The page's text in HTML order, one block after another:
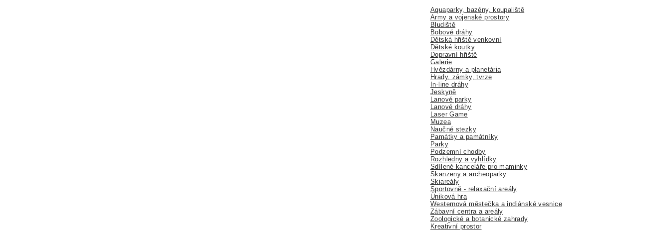
Aquaparky, bazény, koupaliště
Army a vojenské prostory
Bludiště
Bobové dráhy
Dětská hřiště venkovní
Dětské koutky
Dopravní hřiště
Galerie
Hvězdárny a planetária
Hrady, zámky, tvrze
In-line dráhy
Jeskyně
Lanové parky
Lanové dráhy
Laser Game
Muzea
Naučné stezky
Památky a památníky
Parky
Podzemní chodby
Rozhledny a vyhlídky
Sdílené kanceláře pro maminky
Skanzeny a archeoparky
Skiareály
Sportovně - relaxační areály
Úniková hra
Westernová městečka a indiánské vesnice
Zábavní centra a areály
Zoologické a botanické zahrady
Kreativní prostor